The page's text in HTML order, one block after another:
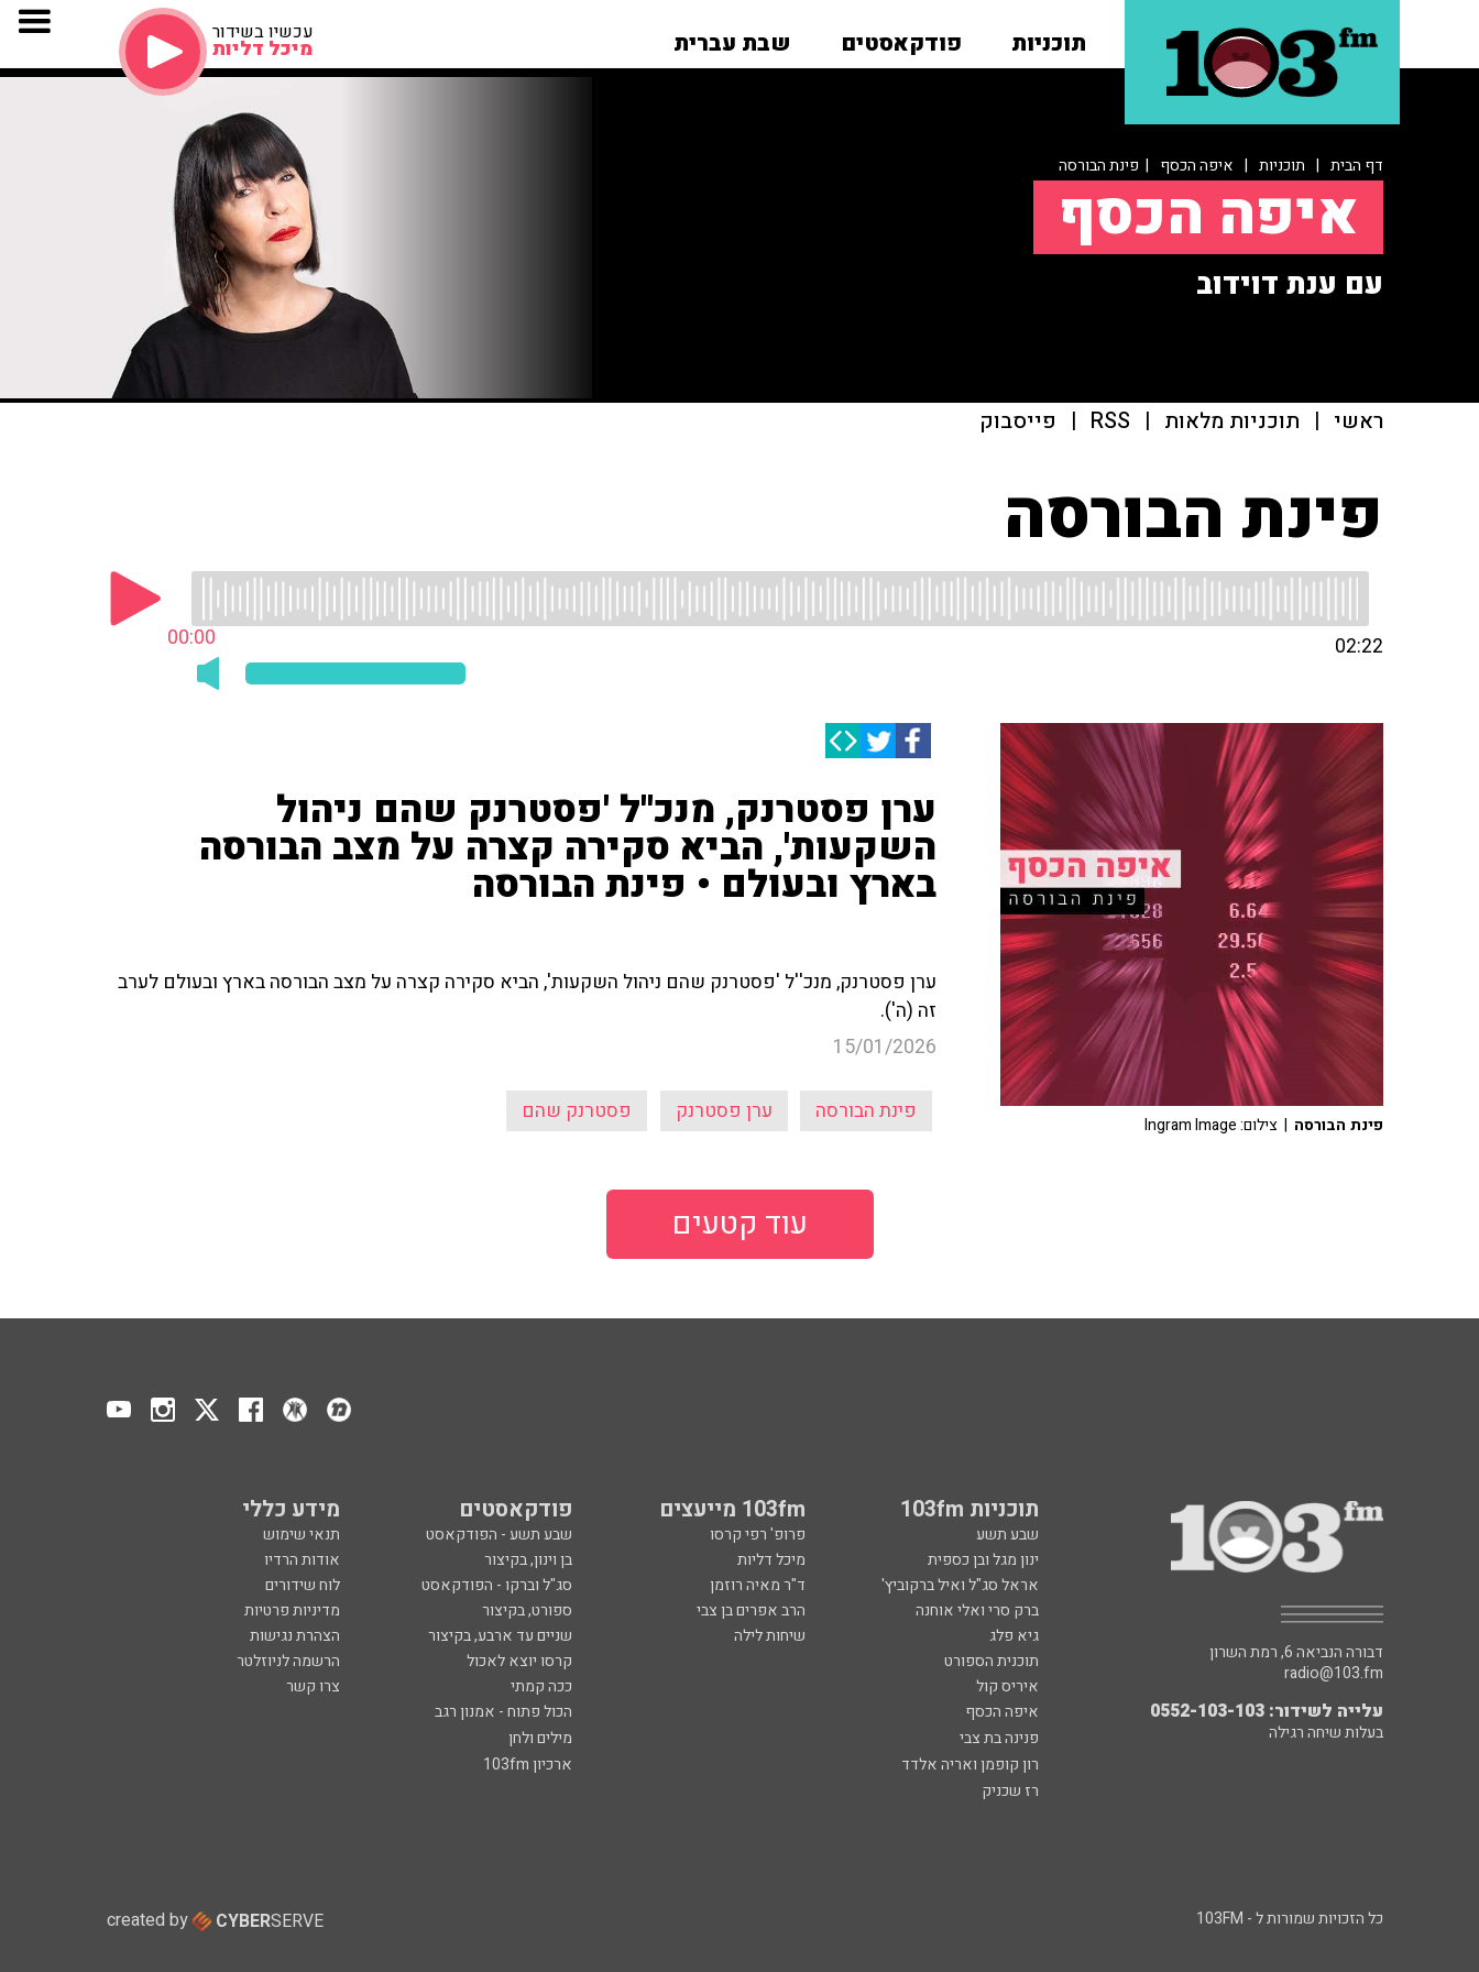
תוכניות פודקאסטים שבת עברית עכשיו בשידור
מיכל דליות
דף הבית | תוכניות | איפה הכסף | פינת הבורסה
איפה הכסף
עם ענת דוידוב
ראשי | תוכניות מלאות |
RSS
| פייסבוק
פינת הבורסה
00:00 02:22
ערן פסטרנק, מנכ''ל 'פסטרנק שהם ניהול
השקעות', הביא סקירה קצרה על מצב הבורסה
בארץ ובעולם • פינת הבורסה
ערן פסטרנק, מנכ''ל 'פסטרנק שהם ניהול השקעות', הביא סקירה קצרה על מצב הבורסה בארץ ובעולם לערב
זה (ה').
15/01/2026
פינת הבורסה ערן פסטרנק פסטרנק שהם
פינת הבורסה | צילום: Ingram Image
עוד קטעים
תוכניות 103fm 103fm מייעצים פודקאסטים מידע כללי
שבע תשע פרופ' רפי קרסו שבע תשע - הפודקאסט
תנאי שימוש
ינון מגל ובן כספית
מיכל דליות בן וינון, בקיצור
אודות הרדיו
אראל סג"ל ואיל ברקוביץ'
ד"ר מאיה רוזמן סג"ל וברקו - הפודקאסט
לוח שידורים
ברק סרי ואלי אוחנה
הרב אפרים בן צבי ספורט, בקיצור
מדיניות פרטיות
גיא פלג
שיחות לילה שניים עד ארבע, בקיצור
הצהרת נגישות
תוכנית הספורט
קרסו יוצא לאכול
הרשמה לניוזלטר
איריס קול
ככה קמתי
צרו קשר
איפה הכסף
הכול פתוח - אמנון רגב
פנינה בת צבי
מילים ולחן
רון קופמן ואריה אלדד
ארכיון 103fm
רז שכניק
דבורה הנביאה 6, רמת השרון
radio@103.fm
עלייה לשידור: 0552-103-103
בעלות שיחה רגילה
כל הזכויות שמורות ל - 103FM created by CYBERSERVE